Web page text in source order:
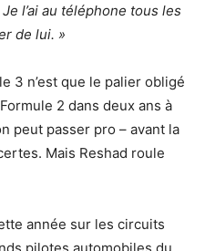
l’ai au téléphone tous les
de lui. »
3 n’est que le palier obligé
2 dans deux ans à
peut passer pro – avant la
Mais Reshad roule
année sur les circuits